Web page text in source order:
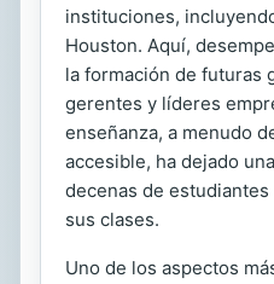
instituciones,
Houston. Aquí,
la formación de futuras
gerentes y líderes
enseñanza, a menudo
accesible, ha dejado
decenas de
sus clases.
Uno de los aspectos